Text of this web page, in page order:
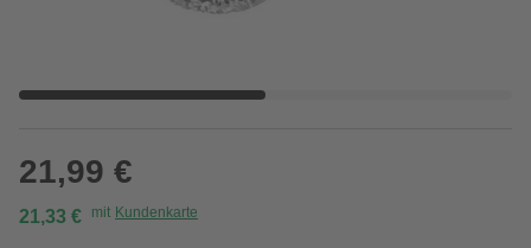
21,99 €
21,33 € mit Kundenkarte